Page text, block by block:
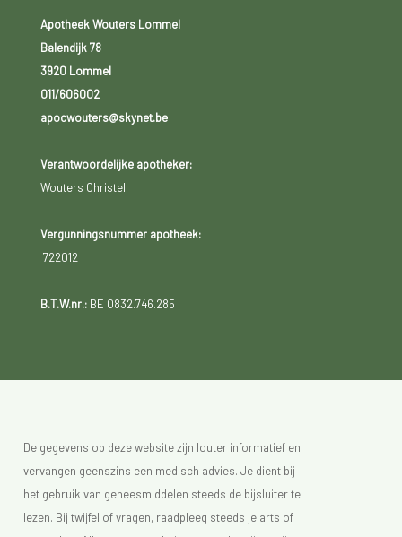
Apotheek Wouters Lommel
Balendijk 78
3920 Lommel
011/606002
apocwouters@skynet.be
Verantwoordelijke apotheker:
Wouters Christel
Vergunningsnummer apotheek:
722012
B.T.W.nr.:BE 0832.746.285
De gegevens op deze website zijn louter informatief en
vervangen geenszins een medisch advies. Je dient bij
het gebruik van geneesmiddelen steeds de bijsluiter te
lezen. Bij twijfel of vragen, raadpleeg steeds je arts of